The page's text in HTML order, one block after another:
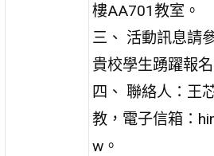
樓AA701教室。
三、 活動訊息請
貴校學生踴躍報名
四、 聯絡人：王
教，電子信箱：
w。